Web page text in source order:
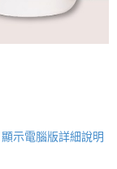
顯示電腦版詳細說明